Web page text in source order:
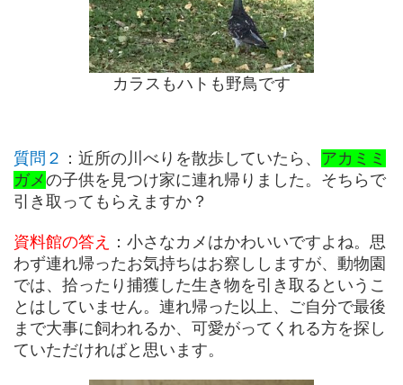
カラスもハトも野鳥です
質問２ ：近所の川べりを散歩していたら、 アカミミ
ガメの子供を見つけ家に連れ帰りました。そちらで
引き取ってもらえますか？
資料館の答え
：小さなカメはかわいいですよね。思
わず連れ帰ったお気持ちはお察ししますが、動物園
では、拾ったり捕獲した生き物を引き取るというこ
とはしていません。連れ帰った以上、ご自分で最後
まで大事に飼われるか、可愛がってくれる方を探し
ていただければと思います。